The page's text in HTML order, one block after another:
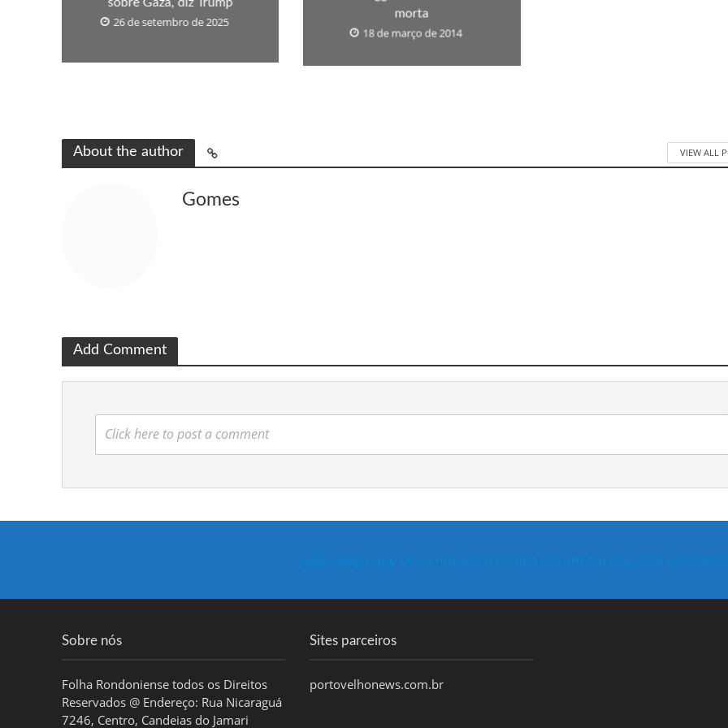
26 de setembro de 2025
morta
18 de março de 2014
About the author VIEW ALL
Gomes
Add Comment
Click here to post a comment
Japão alega que cinco mísseis da China caíram em sua zona
Sobre nós
Folha Rondoniense todos os Direitos
Reservados @ Endereço: Rua Nicaraguá
7246, Centro, Candeias do Jamari
Sites parceiros
portovelhonews.com.br